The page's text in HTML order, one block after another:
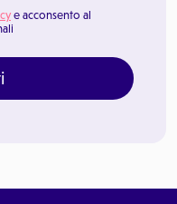
e acconsento al